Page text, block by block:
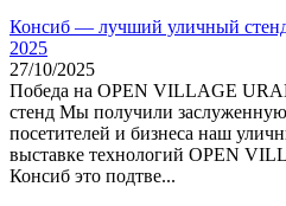
Консиб — лучший уличный
2025
27/10/2025
Победа на OPEN VILLAGE
стенд Мы получили
посетителей и бизнеса наш
выставке технологий OPEN
Консиб это подтве...